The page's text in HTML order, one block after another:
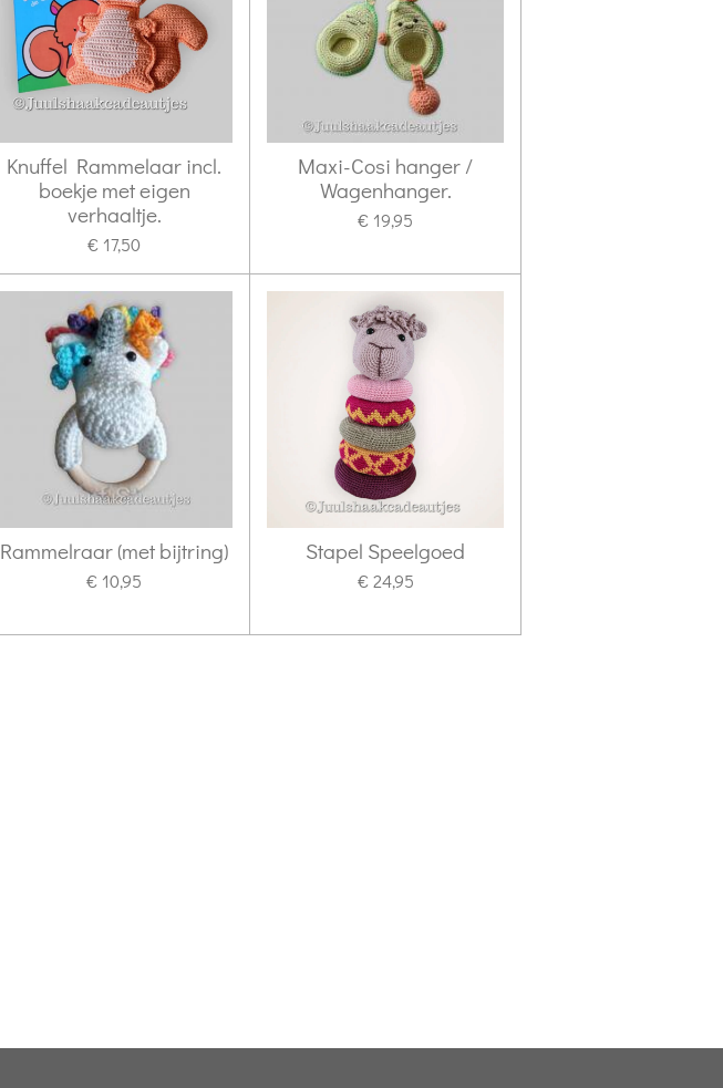
Knuffel Rammelaar incl.
boekje met eigen
verhaaltje.
€ 17,50
Maxi-Cosi hanger /
Wagenhanger.
€ 19,95
Rammelraar (met bijtring)
€ 10,95
Stapel Speelgoed
€ 24,95